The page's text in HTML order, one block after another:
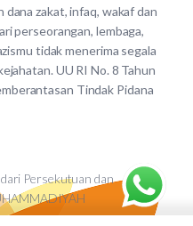
zakat, infaq, wakaf dan
perseorangan, lembaga,
tidak menerima segala
UU RI No. 8 Tahun
Tindak Pidana
Persekutuan dan